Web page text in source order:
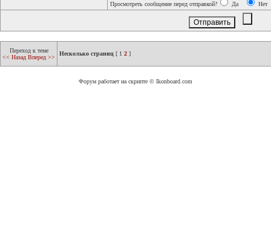
Просмотреть сообщение перед отправкой?
Да Нет
Переход к теме
<< Назад Вперед >>
Несколько страниц [ 1 2 ]
Форум работает на скрипте © Ikonboard.com